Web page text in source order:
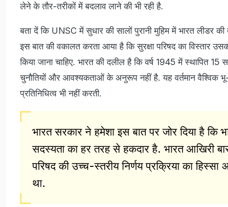
लेने के तौर-तरीकों में बदलाव लाने की भी रही है.
बता दें कि UNSC में सुधार की सालों पुरानी मुहिम में भारत लीडर की
इस बात की वकालत करता आया है कि सुरक्षा परिषद का विस्तार
किया जाना चाहिए. भारत की दलील है कि वर्ष 1945 में स्थापित 15
चुनौतियों और आवश्यकताओं के अनुरूप नहीं है. यह वर्तमान वैश्विक
प्रतिनिधित्व भी नहीं करती.
भारत सरकार ने हमेशा इस बात पर जोर दिया है कि
सदस्यता का हर तरह से हकदार है. भारत आखिरी
परिषद की उच्च-स्तरीय निर्णय प्रक्रिया का
था.